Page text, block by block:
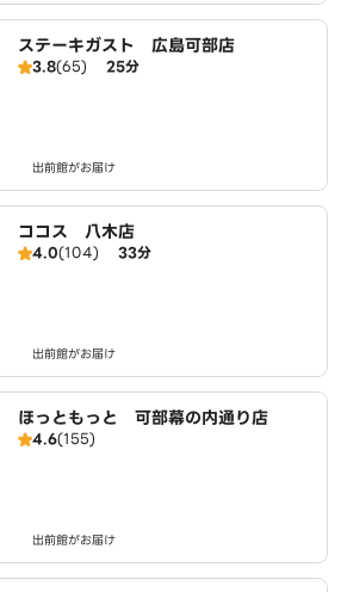
ステーキガスト 広島可部店
3.8(65) 25分
出前館がお届け
ココス 八木店
4.0(104) 33分
出前館がお届け
ほっともっと 可部幕の内通り店
4.6(155)
出前館がお届け